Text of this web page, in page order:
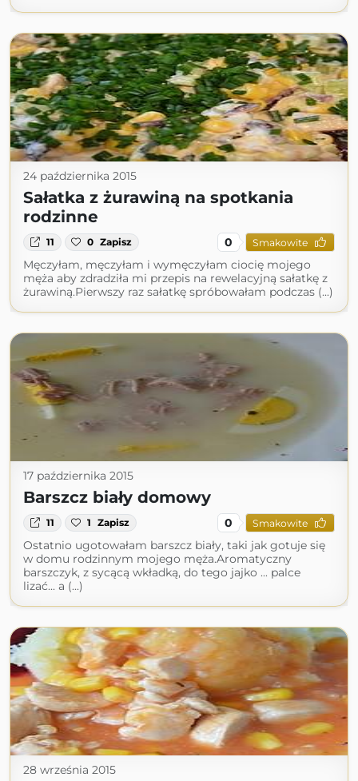
24 października 2015
Sałatka z żurawiną na spotkania
rodzinne
11 0 Zapisz 0 Smakowite
Męczyłam, męczyłam i wymęczyłam ciocię mojego
męża aby zdradziła mi przepis na rewelacyjną sałatkę z
żurawiną.Pierwszy raz sałatkę spróbowałam podczas (...)
17 października 2015
Barszcz biały domowy
11 1 Zapisz 0 Smakowite
Ostatnio ugotowałam barszcz biały, taki jak gotuje się
w domu rodzinnym mojego męża.Aromatyczny
barszczyk, z sycącą wkładką, do tego jajko ... palce
lizać... a (...)
28 września 2015